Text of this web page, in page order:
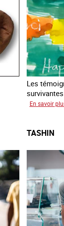
Les
En savoir
TASHIN